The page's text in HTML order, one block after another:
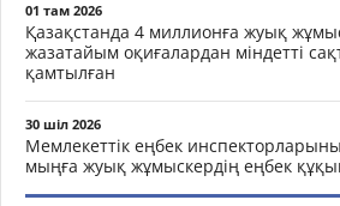
01 там 2026
Қазақстанда 4 миллионға жуық
жазатайым оқиғалардан міндетті
қамтылған
30 шіл 2026
Мемлекеттік еңбек
мыңға жуық жұмыскердің еңбек